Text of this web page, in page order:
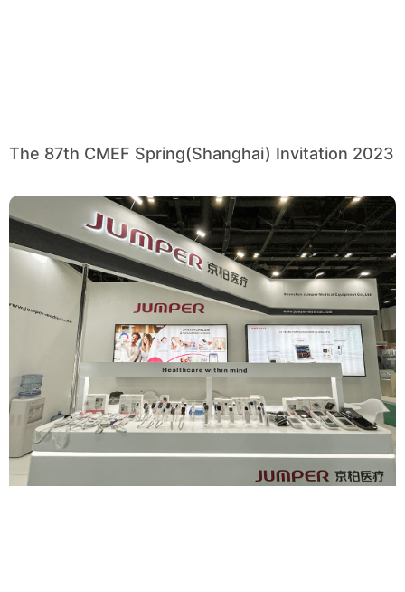
The 87th CMEF Spring(Shanghai) Invitation 2023